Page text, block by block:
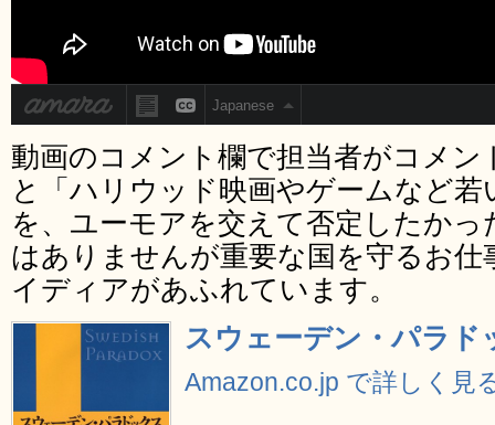
動画のコメント欄で担当者がコメ
と「ハリウッド映画やゲームなど若
を、ユーモアを交えて否定したか
はありませんが重要な国を守るお
イディアがあふれています。
スウェーデン・パラド
Amazon.co.jp で詳しく見